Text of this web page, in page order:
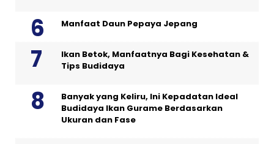
Manfaat Daun Pepaya Jepang
Ikan Betok, Manfaatnya Bagi Kesehatan &
Tips Budidaya
Banyak yang Keliru, Ini Kepadatan Ideal
Budidaya Ikan Gurame Berdasarkan
Ukuran dan Fase